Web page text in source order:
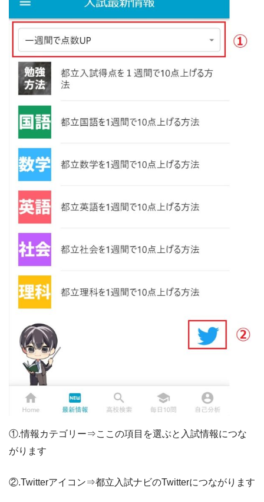
①.情報カテゴリー⇒ここの項目を選ぶと入試情報につな
がります
②.Twitterアイコン⇒都立入試ナビのTwitterにつながります